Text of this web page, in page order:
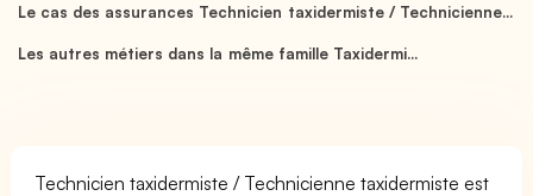
Le cas des assurances Technicien taxidermiste / Technicienne...
Les autres métiers dans la même famille Taxidermi...
Technicien taxidermiste / Technicienne taxidermiste est